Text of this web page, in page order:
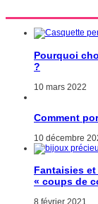
Pourquoi
?
10 mars 2022
Comment
10 décembre
Fantaisies
« coups de
8 février 2021